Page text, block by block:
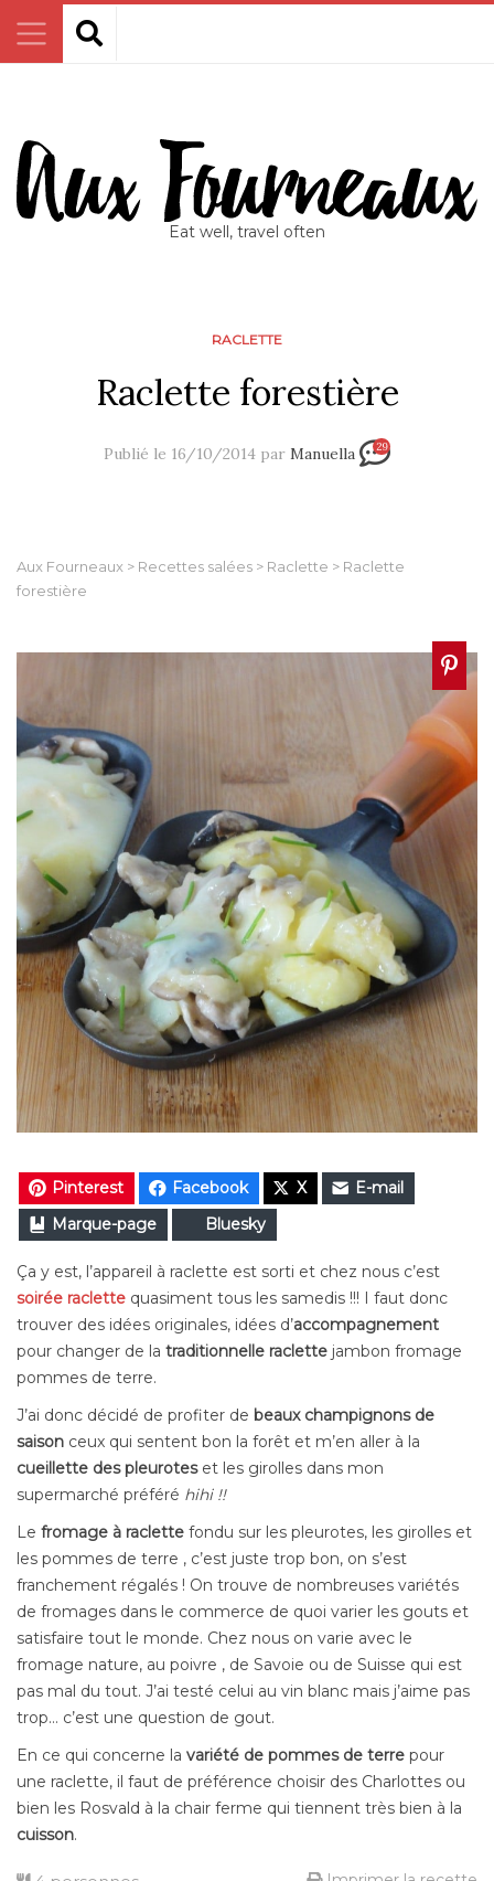
Eat well, travel often
RACLETTE
Raclette forestière
Publié le 16/10/2014 par Manuella 29
Aux Fourneaux > Recettes salées > Raclette > Raclette
forestière
Pinterest Facebook X
E-mail
Marque-page
Bluesky
Ça y est, l’appareil à raclette est sorti et chez nous c’est
soirée raclette quasiment tous les samedis !!! I faut donc
trouver des idées originales, idées d’accompagnement
pour changer de la traditionnelle raclette jambon fromage
pommes de terre.
J’ai donc décidé de profiter de beaux champignons de
saison ceux qui sentent bon la forêt et m’en aller à la
cueillette des pleuroteset les girolles dans mon
supermarché préféré hihi !!
Le fromage à raclette fondu sur les pleurotes, les girolles et
les pommes de terre , c’est juste trop bon, on s’est
franchement régalés ! On trouve de nombreuses variétés
de fromages dans le commerce de quoi varier les gouts et
satisfaire tout le monde. Chez nous on varie avec le
fromage nature, au poivre , de Savoie ou de Suisse qui est
pas mal du tout. J’ai testé celui au vin blanc mais j’aime pas
trop… c’est une question de gout.
En ce qui concerne la variété de pommes de terre pour
une raclette, il faut de préférence choisir des Charlottes ou
bien les Rosvald à la chair ferme qui tiennent très bien à la
cuisson.